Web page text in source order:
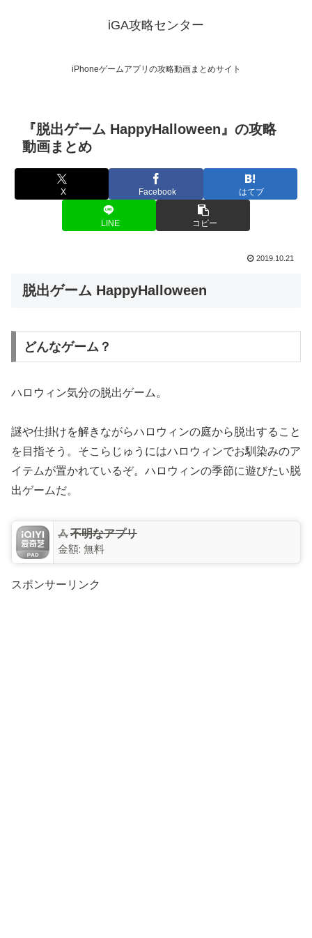
iGA攻略センター
iPhoneゲームアプリの攻略動画まとめサイト
『脱出ゲーム HappyHalloween』の攻略
動画まとめ
X Facebook はてブ
LINE コピー
2019.10.21
脱出ゲーム HappyHalloween
どんなゲーム？
ハロウィン気分の脱出ゲーム。
謎や仕掛けを解きながらハロウィンの庭から脱出すること
を目指そう。そこらじゅうにはハロウィンでお馴染みのア
イテムが置かれているぞ。ハロウィンの季節に遊びたい脱
出ゲームだ。
不明なアプリ
金額: 無料
スポンサーリンク